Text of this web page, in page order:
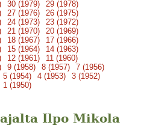
30 (1979)
29 (1978)
27 (1976)
26 (1975)
24 (1973)
23 (1972)
21 (1970)
20 (1969)
18 (1967)
17 (1966)
15 (1964)
14 (1963)
12 (1961)
11 (1960)
9 (1958) 8 (1957)
7 (1956)
5 (1954) 4 (1953)
3 (1952)
1 (1950)
Ilpo Mikola